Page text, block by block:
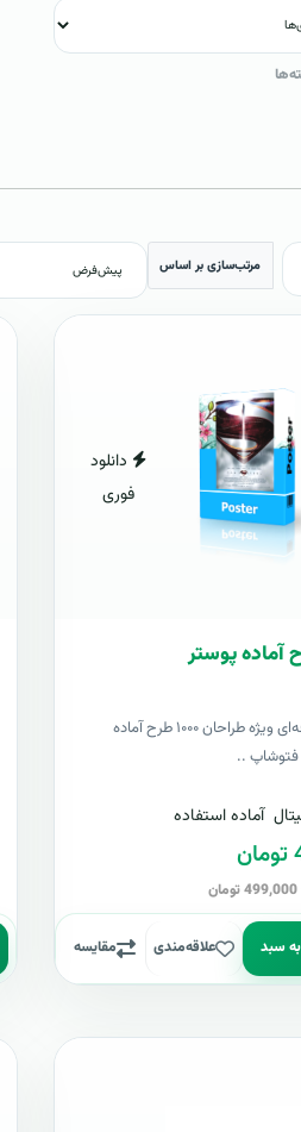
مرتب‌سازی بر اساس
دانلود
فوری
مجموعه حرفه‌ای ویژه طراحان ۱۰۰۰ طرح آماده
فتوشاپ ..
آماده استفاده
سبد علاقه‌مندی مقایسه